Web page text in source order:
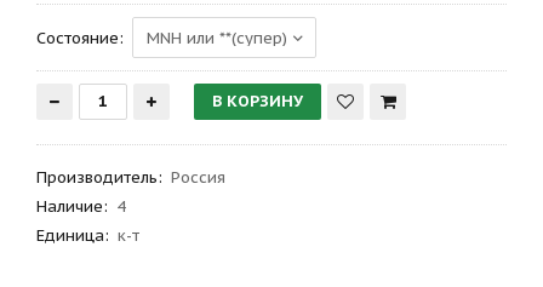
Состояние:
Производитель: Россия
Наличие: 4
Единица: к-т